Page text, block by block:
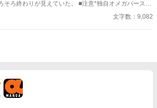
そろ終わりが見えていた。 ■注意*独自オメガバース設
は愛か本能か』と同じ世界設定です。関係は一切な
文字数：9,082